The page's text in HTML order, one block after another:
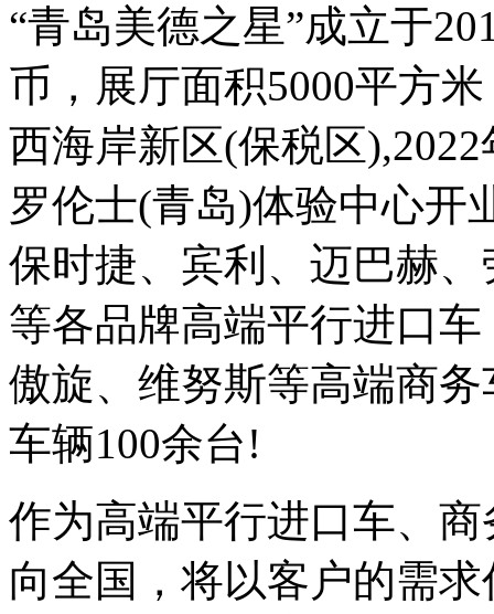
“青岛美德之星”成立于
币，展厅面积5000平方
西海岸新区(保税区
罗伦士(青岛)体验中心开
保时捷、宾利、迈巴赫
等各品牌高端平行进口
傲旋、维努斯等高端商
车辆100余台!
作为高端平行进口车、
向全国，将以客户的需